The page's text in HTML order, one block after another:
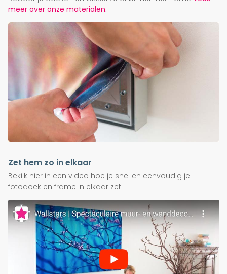
meer over onze materialen.
Zet hem zo in elkaar
Bekijk hier in een video hoe je snel en eenvoudig je
fotodoek en frame in elkaar zet.